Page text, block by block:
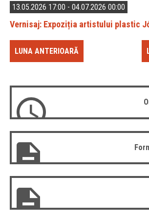
13.05.2026 17:00 - 04.07.2026 00:00
Vernisaj: Expoziția artistului plastic
LUNA ANTERIOARĂ